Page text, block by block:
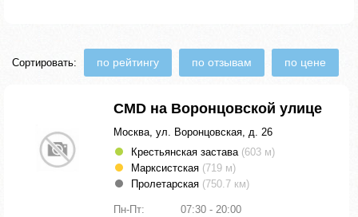
Сортировать: по рейтингу по отзывам по цене
CMD на Воронцовской улице
Москва, ул. Воронцовская, д. 26
Крестьянская застава (603 м)
Марксистская (719 м)
Пролетарская (750.7 км)
Пн-Пт:
07:30 - 20:00